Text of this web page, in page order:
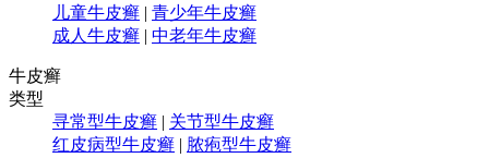
儿童牛皮癣 | 青少年牛皮癣
成人牛皮癣 | 中老年牛皮癣
牛皮癣
类型
寻常型牛皮癣 | 关节型牛皮癣
红皮病型牛皮癣 | 脓疱型牛皮癣